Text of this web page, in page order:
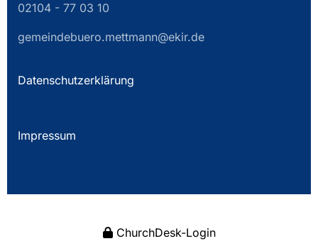
02104 - 77 03 10
gemeindebuero.mettmann@ekir.de
Datenschutzerklärung
Impressum
ChurchDesk-Login